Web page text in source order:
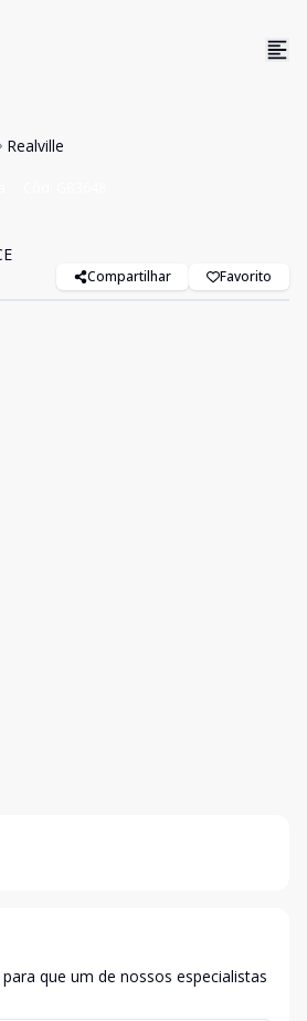
Realville
Compartilhar Favorito
que um de nossos especialistas